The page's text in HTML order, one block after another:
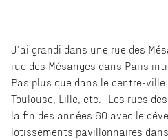
J’ai grandi dans une rue des
rue des Mésanges dans Paris
Pas plus que dans le centre-ville
Toulouse, Lille, etc. Les rues
la fin des années 60 avec le
lotissements pavillonnaires